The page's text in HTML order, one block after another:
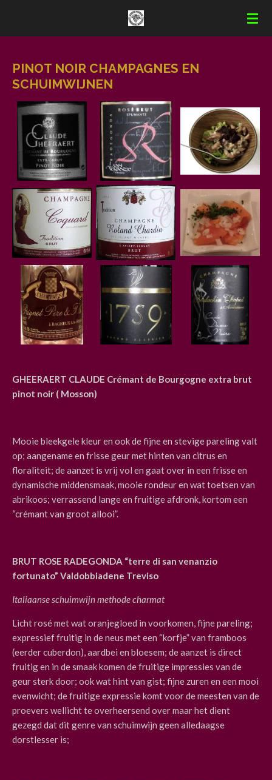
hoofdinhoud
PINOT NOIR CHAMPAGNES EN
SCHUIMWIJNEN
GHEERAERT CLAUDE Crémant de Bourgogne extra brut
pinot noir ( Mosson)
Mooie bleekgele kleur en ook de fijne en stevige pareling valt
op; aangename en frisse geur met hinten van citrus en
floraliteit; de aanzet is vrij vol en gaat over in een frisse en
dynamische middensmaak, mooie rondeur en wat toetsen van
abrikoos; verrassend lange en fruitige afdronk, kortom een
“crémant van groot allooi”.
BRUT ROSE RADEGONDA “terre di san venanzio
fortunato” Valdobbiadene Treviso
Italiaanse schuimwijn methode charmat
Licht rosé met wat oranjegloed in voorkomen, fijne pareling;
expressief fruitig in de neus met een “korfje” van framboos
(eerder cuberdon), aardbei en bloesem; de aanzet is direct
fruitig en in de smaak komen de fruitige impressies van de
geur sterk door; ook wat hint van gist; fijne zuren en een mooi
evenwicht; de fruitige expressie komt voor de meesten van de
proevers wellicht te overheersend over maar het dient
gezegd dat dit genre van schuimwijn geen alledaagse
dorstlesser is;